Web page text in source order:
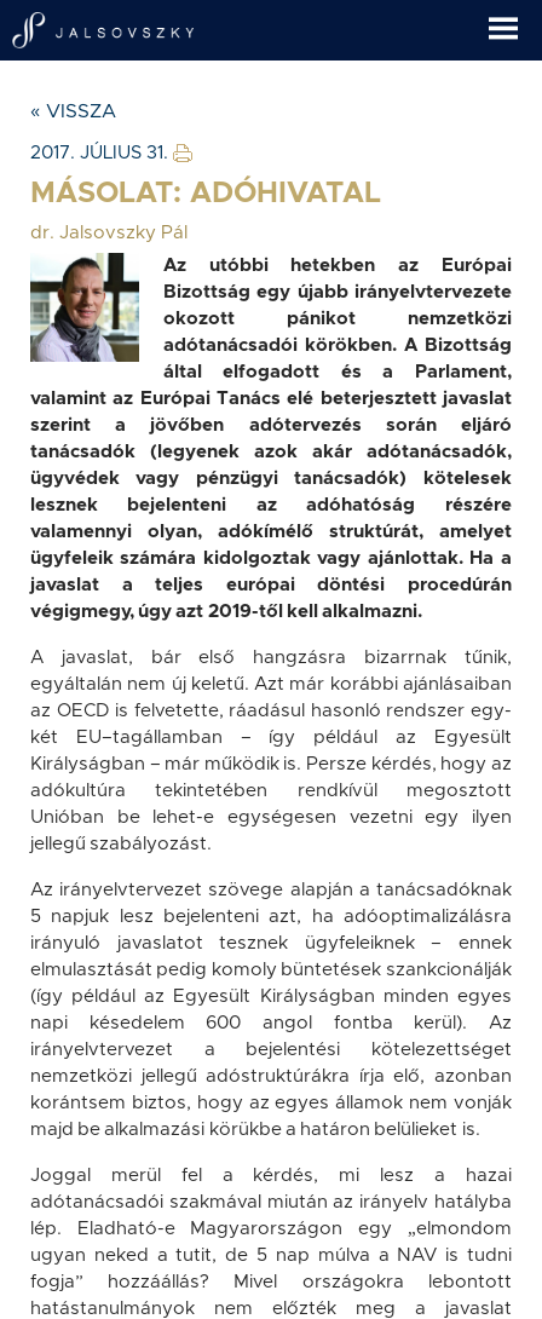
« VISSZA
2017. JÚLIUS 31.
MÁSOLAT: ADÓHIVATAL
dr. Jalsovszky Pál
Az utóbbi hetekben az Európai
Bizottság egy újabb irányelvtervezete
okozott pánikot nemzetközi
adótanácsadói körökben. A Bizottság
által elfogadott és a Parlament,
valamint az Európai Tanács elé beterjesztett javaslat
szerint a jövőben adótervezés során eljáró
tanácsadók (legyenek azok akár adótanácsadók,
ügyvédek vagy pénzügyi tanácsadók) kötelesek
lesznek bejelenteni az adóhatóság részére
valamennyi olyan, adókímélő struktúrát, amelyet
ügyfeleik számára kidolgoztak vagy ajánlottak. Ha a
javaslat a teljes európai döntési procedúrán
végigmegy, úgy azt 2019-től kell alkalmazni.
A javaslat, bár első hangzásra bizarrnak tűnik,
egyáltalán nem új keletű. Azt már korábbi ajánlásaiban
az OECD is felvetette, ráadásul hasonló rendszer egy-
két EU–tagállamban – így például az Egyesült
Királyságban – már működik is. Persze kérdés, hogy az
adókultúra tekintetében rendkívül megosztott
Unióban be lehet-e egységesen vezetni egy ilyen
jellegű szabályozást.
Az irányelvtervezet szövege alapján a tanácsadóknak
5 napjuk lesz bejelenteni azt, ha adóoptimalizálásra
irányuló javaslatot tesznek ügyfeleiknek – ennek
elmulasztását pedig komoly büntetések szankcionálják
(így például az Egyesült Királyságban minden egyes
napi késedelem 600 angol fontba kerül). Az
irányelvtervezet a bejelentési kötelezettséget
nemzetközi jellegű adóstruktúrákra írja elő, azonban
korántsem biztos, hogy az egyes államok nem vonják
majd be alkalmazási körükbe a határon belülieket is.
Joggal merül fel a kérdés, mi lesz a hazai
adótanácsadói szakmával miután az irányelv hatályba
lép. Eladható-e Magyarországon egy „elmondom
ugyan neked a tutit, de 5 nap múlva a NAV is tudni
fogja” hozzáállás? Mivel országokra lebontott
hatástanulmányok nem előzték meg a javaslat